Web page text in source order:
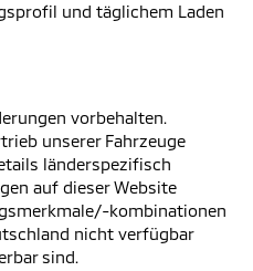
und täglichem Laden
vorbehalten.
unserer Fahrzeuge
länderspezifisch
auf dieser Website
kombinationen
nicht verfügbar
sind.